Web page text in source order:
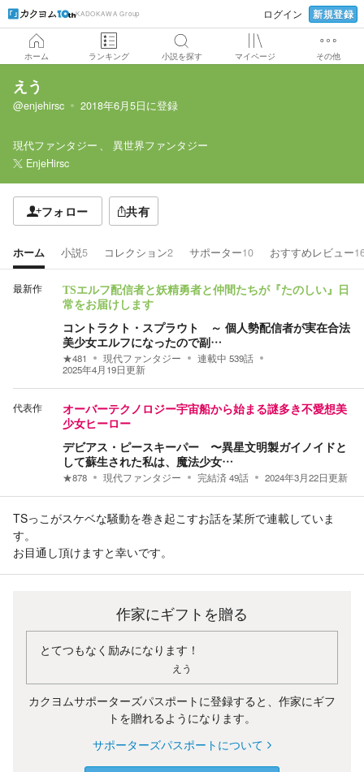
KADOKAWA Group ログイン 新規登録
ホーム ランキング 小説を探す マイページ その他
えう
@enjehirsc 2018年6月5日に登録
現代ファンタジー
異世界ファンタジー
EnjeHirsc
フォロー 共有
ホーム 小説5 コレクション2 サポーター10 おすすめレビュー
最新作
TSエルフ配信者と妖精勇者と仲間たちが『たのしい』日
常をお届けします
コントラクト・スプラウト ～ 個人勢配信者が実在合法
美少女エルフになったので副…
★481 現代ファンタジー 連載中 539話
2025年4月19日更新
代表作
オーバーテクノロジー宇宙船から始まる謎多き不愛想美
少女ヒーロー
デビアス・ピースキーパー 〜異星文明製ガイノイドと
して蘇生された私は、魔法少女…
★878 現代ファンタジー 完結済49話 2024年3月22日更新
TSっこがスケベな騒動を巻き起こすお話を某所で連載していま
す。
お目通し頂けますと幸いです。
作家にギフトを贈る
とてつもなく励みになります！
えう
カクヨムサポーターズパスポートに登録すると、作家にギフ
トを贈れるようになります。
サポーターズパスポートについて